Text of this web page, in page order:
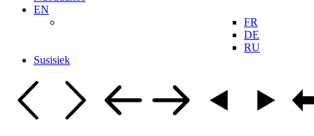
EN
FR
DE
RU
Susisiek